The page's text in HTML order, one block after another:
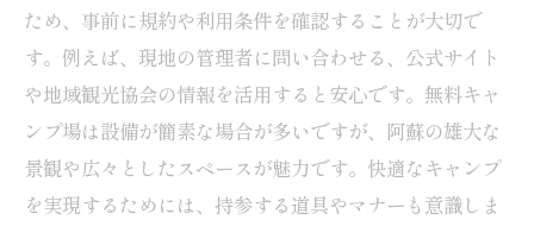
ため、事前に規約や利用条件を確認することが大切で
す。例えば、現地の管理者に問い合わせる、公式サイト
や地域観光協会の情報を活用すると安心です。無料キャ
ンプ場は設備が簡素な場合が多いですが、阿蘇の雄大な
景観や広々としたスペースが魅力です。快適なキャンプ
を実現するためには、持参する道具やマナーも意識しま